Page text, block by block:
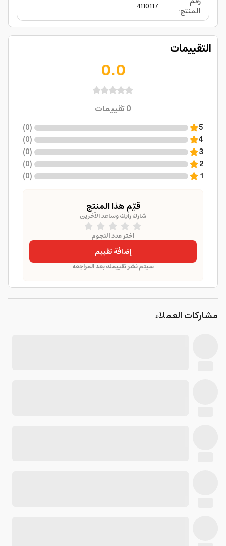
المنتج:
4110117
التقييمات
0.0
0تقييمات
5
(
0
)
4
(
0
)
3
(
0
)
2
(
0
)
1
(
0
)
قيّم هذا المنتج
شارك رأيك وساعد الآخرين
اختر عدد النجوم
إضافة تقييم
سيتم نشر تقييمك بعد المراجعة
مشاركات العملاء